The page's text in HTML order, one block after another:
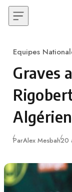
Skip to content
Category
Equipes
Graves
ParAlex Mesbah20